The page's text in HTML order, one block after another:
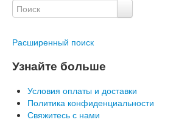
Расширенный поиск
Узнайте больше
Условия оплаты и доставки
Политика конфиденциальности
Свяжитесь с нами